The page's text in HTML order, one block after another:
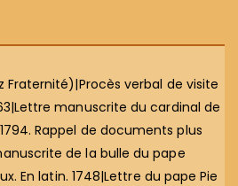
Fraternité)|Procès verbal de visite
manuscrite du cardinal de
Rappel de documents plus
de la bulle du pape
En latin. 1748|Lettre du pape Pie